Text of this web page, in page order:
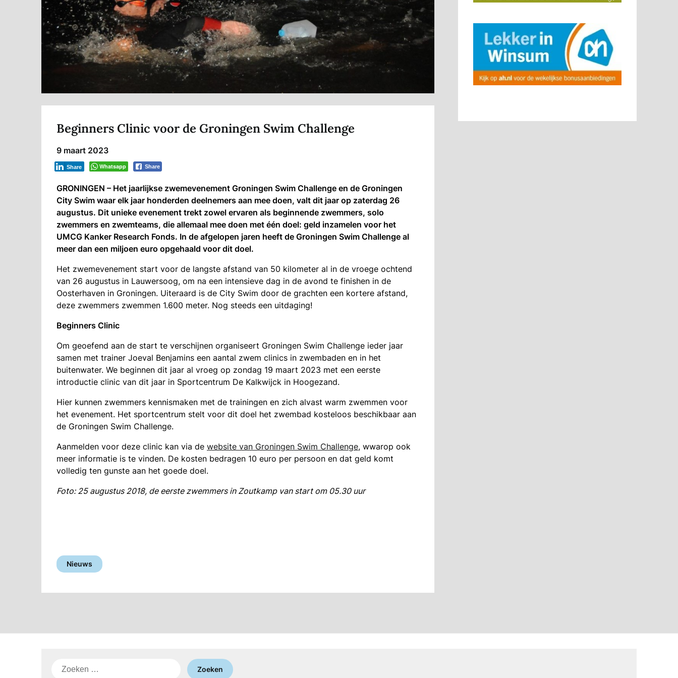
Beginners Clinic voor de Groningen Swim Challenge
9 maart 2023
Whatsapp Share
Share
GRONINGEN – Het jaarlijkse zwemevenement Groningen Swim Challenge en de Groningen
City Swim waar elk jaar honderden deelnemers aan mee doen, valt dit jaar op zaterdag 26
augustus. Dit unieke evenement trekt zowel ervaren als beginnende zwemmers, solo
zwemmers en zwemteams, die allemaal mee doen met één doel: geld inzamelen voor het
UMCG Kanker Research Fonds. In de afgelopen jaren heeft de Groningen Swim Challenge al
meer dan een miljoen euro opgehaald voor dit doel.
Het zwemevenement start voor de langste afstand van 50 kilometer al in de vroege ochtend
van 26 augustus in Lauwersoog, om na een intensieve dag in de avond te finishen in de
Oosterhaven in Groningen. Uiteraard is de City Swim door de grachten een kortere afstand,
deze zwemmers zwemmen 1.600 meter. Nog steeds een uitdaging!
Beginners Clinic
Om geoefend aan de start te verschijnen organiseert Groningen Swim Challenge ieder jaar
samen met trainer Joeval Benjamins een aantal zwem clinics in zwembaden en in het
buitenwater. We beginnen dit jaar al vroeg op zondag 19 maart 2023 met een eerste
introductie clinic van dit jaar in Sportcentrum De Kalkwijck in Hoogezand.
Hier kunnen zwemmers kennismaken met de trainingen en zich alvast warm zwemmen voor
het evenement. Het sportcentrum stelt voor dit doel het zwembad kosteloos beschikbaar aan
de Groningen Swim Challenge.
Aanmelden voor deze clinic kan via de website van Groningen Swim Challenge, wwarop ook
meer informatie is te vinden. De kosten bedragen 10 euro per persoon en dat geld komt
volledig ten gunste aan het goede doel.
Foto: 25 augustus 2018, de eerste zwemmers in Zoutkamp van start om 05.30 uur
Nieuws
Zoeken